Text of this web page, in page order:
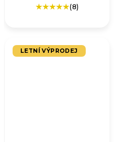
Průměrné
5,0
z
(8)
LETNÍ VÝPRODEJ